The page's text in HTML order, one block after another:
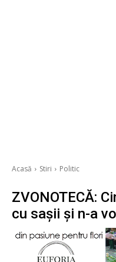
Acasă Stiri Politic
ZVONOTECĂ:
cu sașii și n-a